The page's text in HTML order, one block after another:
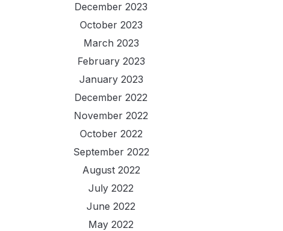
December 2023
October 2023
March 2023
February 2023
January 2023
December 2022
November 2022
October 2022
September 2022
August 2022
July 2022
June 2022
May 2022